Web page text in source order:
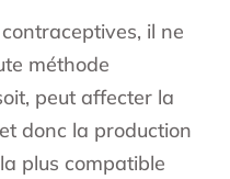
il ne
méthode
peut affecter la
donc la production
plus compatible